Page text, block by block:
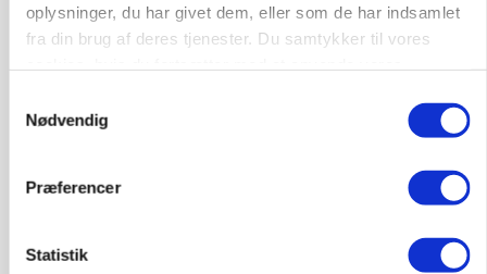
oplysninger, du har givet dem, eller som de har indsamlet
fra din brug af deres tjenester. Du samtykker til vores
Nødvendig
Præferencer
Statistik